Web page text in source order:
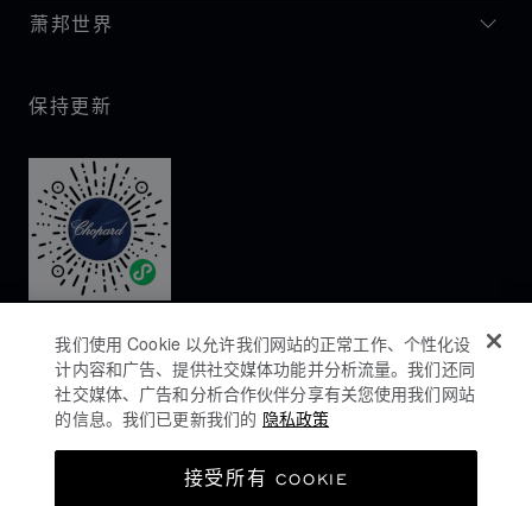
萧邦世界
保持更新
我们使用 Cookie 以允许我们网站的正常工作、个性化设
计内容和广告、提供社交媒体功能并分析流量。我们还同
社交媒体、广告和分析合作伙伴分享有关您使用我们网站
的信息。我们已更新我们的 隐私政策
接受所有 COOKIE